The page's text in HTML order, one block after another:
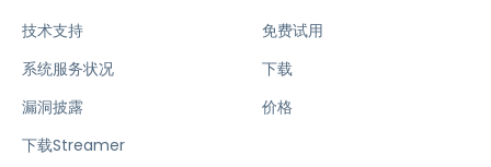
技术支持
系统服务状况
漏洞披露
下载Streamer
免费试用
下载
价格